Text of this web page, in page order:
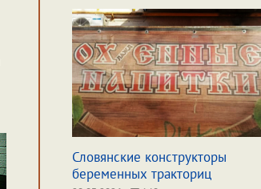
Словянские конструкторы
беременных тракториц